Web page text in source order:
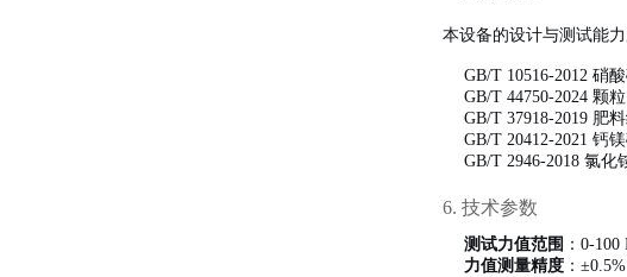
本设备的设计与测试能
GB/T 10516-2012 硝
GB/T 44750-2024 颗
GB/T 37918-2019 肥
GB/T 20412-2021 钙
GB/T 2946-2018 氯化
6. 技术参数
测试力值范围 ：0-
力值测量精度 ：